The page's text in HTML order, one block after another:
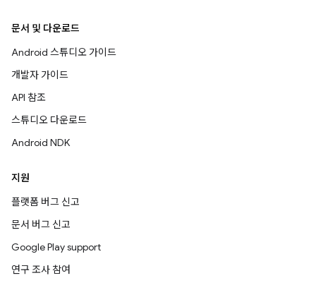
문서 및 다운로드
Android 스튜디오 가이드
개발자 가이드
API 참조
스튜디오 다운로드
Android NDK
지원
플랫폼 버그 신고
문서 버그 신고
Google Play support
연구 조사 참여